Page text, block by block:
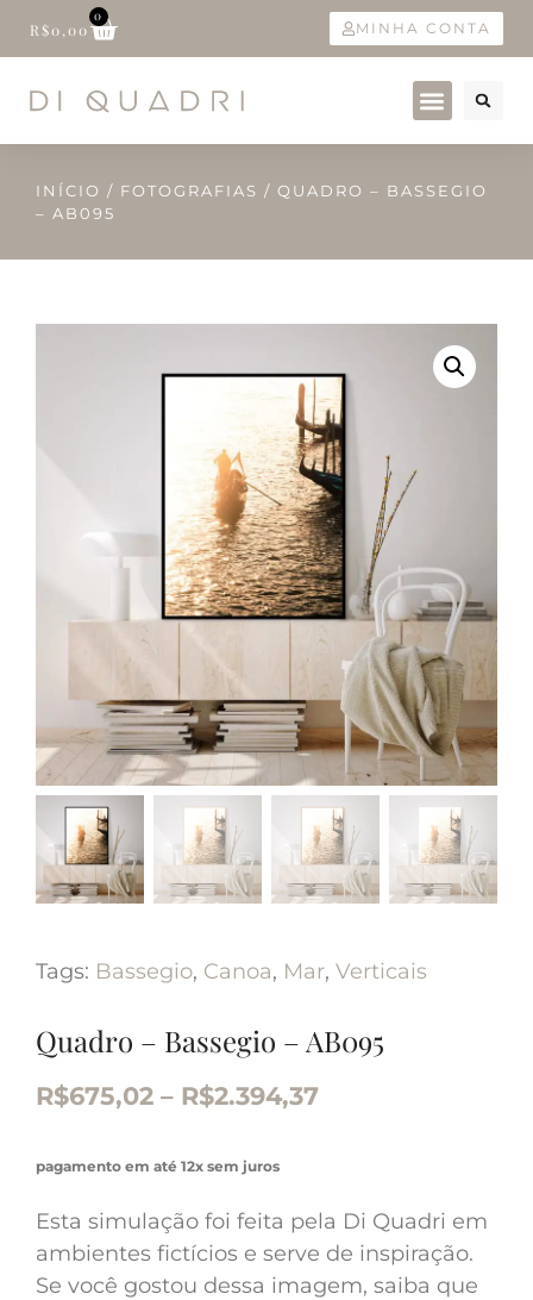
R$0,00
0
MINHA CONTA
INÍCIO / FOTOGRAFIAS / QUADRO – BASSEGIO
– AB095
Tags: Bassegio, Canoa, Mar, Verticais
Quadro – Bassegio – AB095
R$675,02 – R$2.394,37
pagamento em até 12x sem juros
Esta simulação foi feita pela Di Quadri em
ambientes fictícios e serve de inspiração.
Se você gostou dessa imagem, saiba que